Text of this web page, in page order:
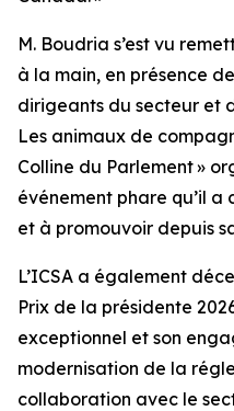
M. Boudria s’est vu
à la main, en présence
dirigeants du secteur et
Les animaux de
Colline du Parlement »
événement phare qu’il
et à promouvoir depuis
L’ICSA a également
Prix de la présidente
exceptionnel et son
modernisation de la
collaboration avec le